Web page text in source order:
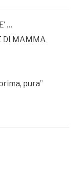
…
DI MAMMA
pura”